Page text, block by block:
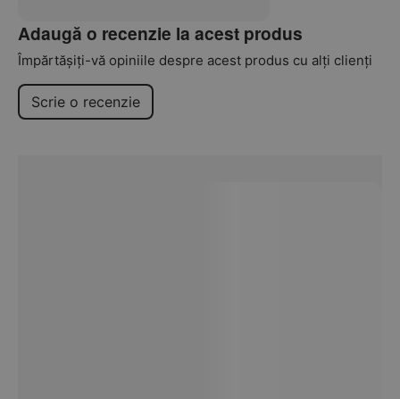
Adaugă o recenzie la acest produs
Împărtășiți-vă opiniile despre acest produs cu alți clienți
Scrie o recenzie